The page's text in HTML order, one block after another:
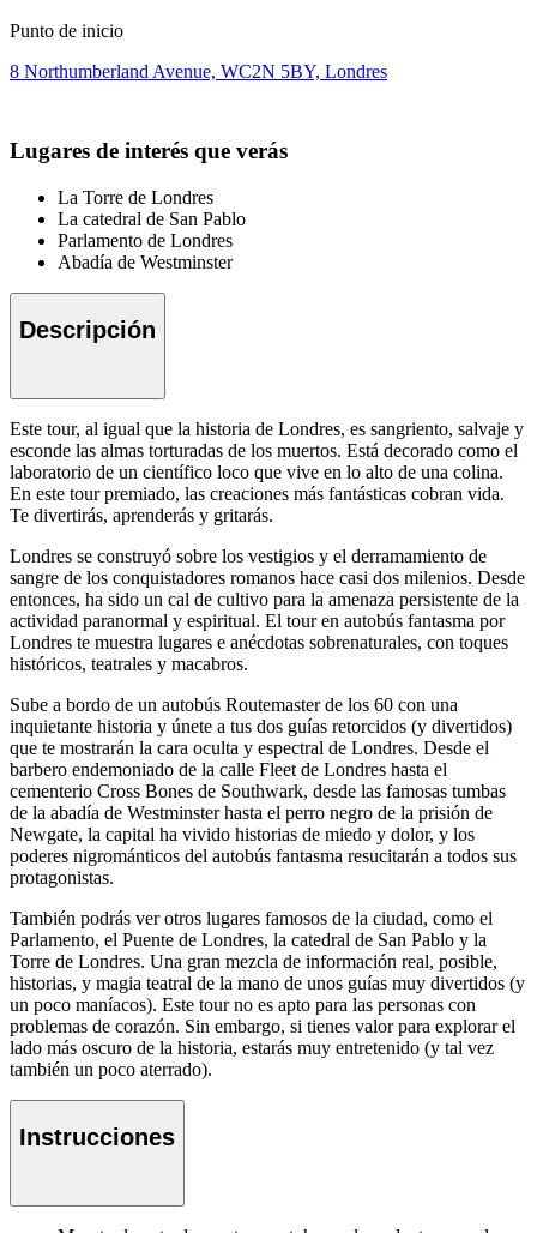
Punto de inicio
8 Northumberland Avenue, WC2N 5BY, Londres
Lugares de interés que verás
La Torre de Londres
La catedral de San Pablo
Parlamento de Londres
Abadía de Westminster
Descripción
Este tour, al igual que la historia de Londres, es sangriento, salvaje y
esconde las almas torturadas de los muertos. Está decorado como el
laboratorio de un científico loco que vive en lo alto de una colina.
En este tour premiado, las creaciones más fantásticas cobran vida.
Te divertirás, aprenderás y gritarás.
Londres se construyó sobre los vestigios y el derramamiento de
sangre de los conquistadores romanos hace casi dos milenios. Desde
entonces, ha sido un cal de cultivo para la amenaza persistente de la
actividad paranormal y espiritual. El tour en autobús fantasma por
Londres te muestra lugares e anécdotas sobrenaturales, con toques
históricos, teatrales y macabros.
Sube a bordo de un autobús Routemaster de los 60 con una
inquietante historia y únete a tus dos guías retorcidos (y divertidos)
que te mostrarán la cara oculta y espectral de Londres. Desde el
barbero endemoniado de la calle Fleet de Londres hasta el
cementerio Cross Bones de Southwark, desde las famosas tumbas
de la abadía de Westminster hasta el perro negro de la prisión de
Newgate, la capital ha vivido historias de miedo y dolor, y los
poderes nigrománticos del autobús fantasma resucitarán a todos sus
protagonistas.
También podrás ver otros lugares famosos de la ciudad, como el
Parlamento, el Puente de Londres, la catedral de San Pablo y la
Torre de Londres. Una gran mezcla de información real, posible,
historias, y magia teatral de la mano de unos guías muy divertidos (y
un poco maníacos). Este tour no es apto para las personas con
problemas de corazón. Sin embargo, si tienes valor para explorar el
lado más oscuro de la historia, estarás muy entretenido (y tal vez
también un poco aterrado).
Instrucciones